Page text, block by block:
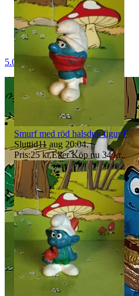
5.0
Smurf med röd halsduk figur F
Sluttid11 aug 20:04.
Pris:25 kr,Eller Köp nu 34 kr,.